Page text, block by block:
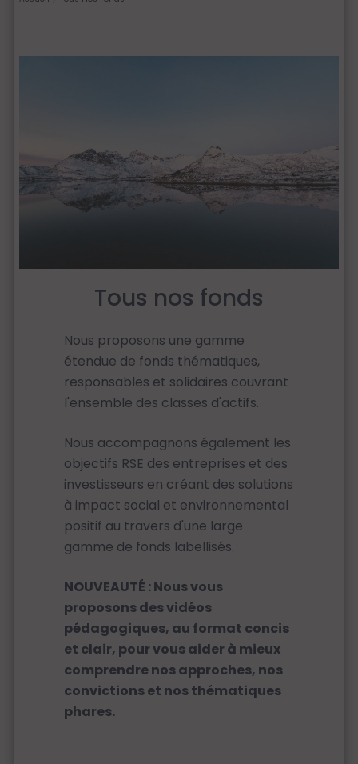
Tous nos fonds
Nous proposons une gamme
étendue de fonds thématiques,
responsables et solidaires couvrant
l'ensemble des classes d'actifs.
Nous accompagnons également les
objectifs RSE des entreprises et des
investisseurs en créant des solutions
à impact social et environnemental
positif au travers d'une large
gamme de fonds labellisés.
NOUVEAUTÉ : Nous vous
proposons des vidéos
pédagogiques, au format concis
et clair, pour vous aider à mieux
comprendre nos approches, nos
convictions et nos thématiques
phares.